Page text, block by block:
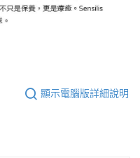
顯示電腦版詳細說明